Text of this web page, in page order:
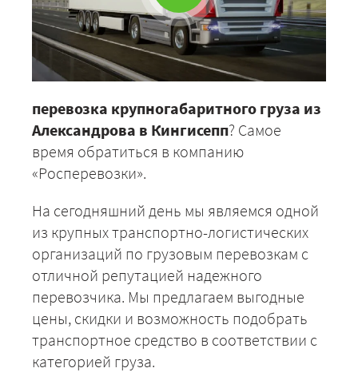
перевозка крупногабаритного груза из
Александрова в Кингисепп? Самое
время обратиться в компанию
«Росперевозки».
На сегодняшний день мы являемся одной
из крупных транспортно-логистических
организаций по грузовым перевозкам с
отличной репутацией надежного
перевозчика. Мы предлагаем выгодные
цены, скидки и возможность подобрать
транспортное средство в соответствии с
категорией груза.